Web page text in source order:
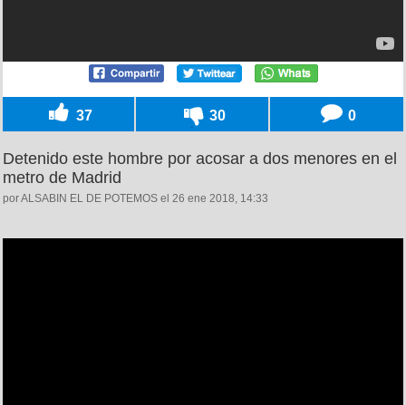
37 30 0
Detenido este hombre por acosar a dos menores en el
metro de Madrid
por ALSABIN EL DE POTEMOS el 26 ene 2018, 14:33